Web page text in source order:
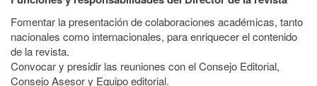
Fomentar la presentación de colaboraciones académicas, tanto
nacionales como internacionales, para enriquecer el contenido
de la revista.
Convocar y presidir las reuniones con el Consejo Editorial,
Consejo Asesor y Equipo editorial.